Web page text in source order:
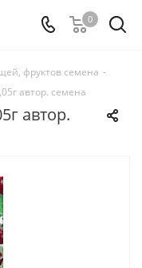
0
фруктов семена -
автор. семена
автор.